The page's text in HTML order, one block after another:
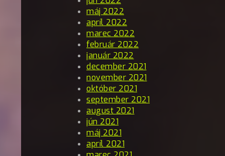
máj 2022
apríl 2022
marec 2022
február 2022
január 2022
december 2021
november 2021
október 2021
september 2021
august 2021
jún 2021
máj 2021
apríl 2021